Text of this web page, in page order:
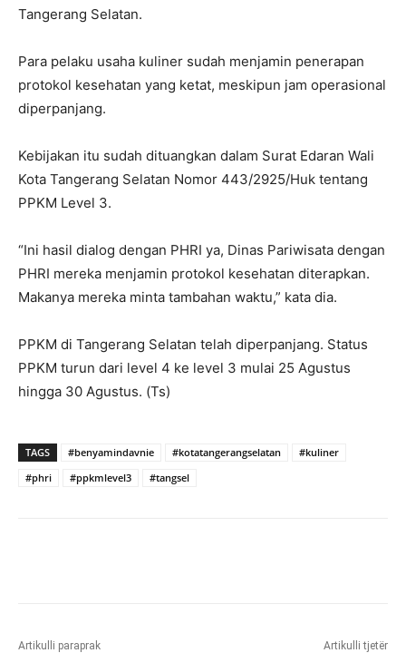
Tangerang Selatan.
Para pelaku usaha kuliner sudah menjamin penerapan
protokol kesehatan yang ketat, meskipun jam operasional
diperpanjang.
Kebijakan itu sudah dituangkan dalam Surat Edaran Wali
Kota Tangerang Selatan Nomor 443/2925/Huk tentang
PPKM Level 3.
“Ini hasil dialog dengan PHRI ya, Dinas Pariwisata dengan
PHRI mereka menjamin protokol kesehatan diterapkan.
Makanya mereka minta tambahan waktu,” kata dia.
PPKM di Tangerang Selatan telah diperpanjang. Status
PPKM turun dari level 4 ke level 3 mulai 25 Agustus
hingga 30 Agustus. (Ts)
TAGS #benyamindavnie #kotatangerangselatan
#kuliner
#phri
#ppkmlevel3 #tangsel
Artikulli paraprak Artikulli tjetër